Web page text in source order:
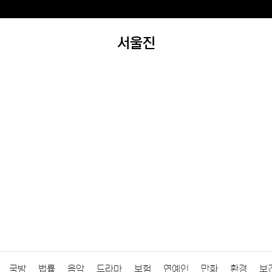
서울진
국방 법률 음악 드라마 보험 연예인 만화 환경 보